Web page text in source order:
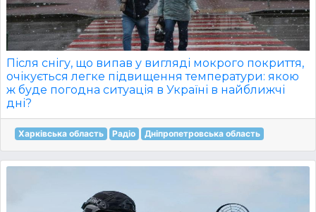
Після снігу, що випав у вигляді мокрого покриття,
очікується легке підвищення температури: якою
ж буде погодна ситуація в Україні в найближчі
дні?
Харківська область Радіо Дніпропетровська область